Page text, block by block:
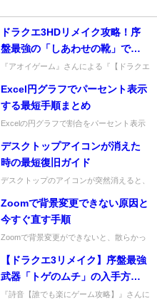
ドラクエ3HDリメイク攻略！序
盤最強の「しあわせの靴」で爆
速レベル上げ術
『アオイゲーム』さんによる『【ドラクエ
チート級のぶっ壊れ！特典のタネがぶ飲み
でステータスは？【新型s...
Excel円グラフでパーセント表示
する最短手順まとめ
Excelの円グラフで割合をパーセント表示
を使えばすぐに解決できます。仕事中に
「人数じゃなくて%で見せ...
デスクトップアイコンが消えた
時の最短復旧ガイド
デスクトップのアイコンが突然消えると、
くの場合は設定が一時的に変わっただけ
で、数クリックで元に戻せます...
Zoomで背景変更できない原因と
今すぐ直す手順
Zoomで背景変更ができないと、散らかっ
すぐ整えたい場面で困りますよね。先に結
論をお伝えすると、原因の...
【ドラクエ3リメイク】序盤最強
武器「トゲのムチ」の入手方法
と攻略のコツ
『詩音【誰でも楽にゲーム攻略】』さんに